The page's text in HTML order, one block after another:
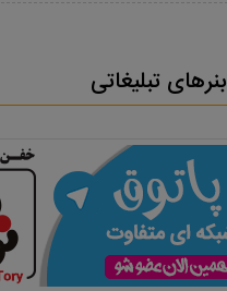
بنرهای تبلیغاتی